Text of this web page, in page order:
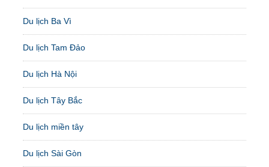
Du lịch Ba Vì
Du lịch Tam Đảo
Du lịch Hà Nội
Du lịch Tây Bắc
Du lịch miền tây
Du lịch Sài Gòn